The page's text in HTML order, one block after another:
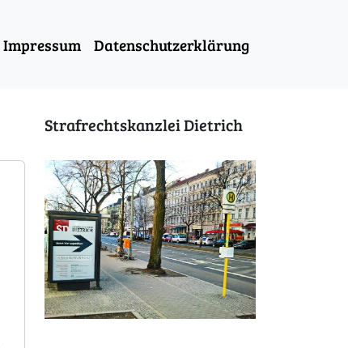
Impressum Datenschutzerklärung
Strafrechtskanzlei Dietrich